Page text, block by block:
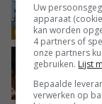
Uw
apparaat
kan worden
4 partners of
onze partners
gebruiken. Lijst
Bepaalde
verwerken op